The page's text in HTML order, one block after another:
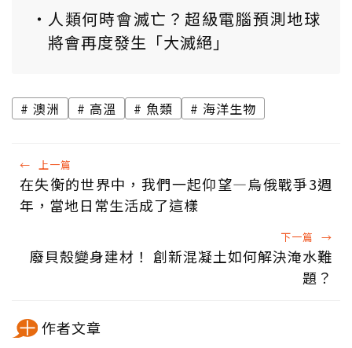
人類何時會滅亡？超級電腦預測地球
將會再度發生「大滅絕」
澳洲 高溫 魚類 海洋生物
← 上一篇
在失衡的世界中，我們一起仰望—烏俄戰爭3週
年，當地日常生活成了這樣
下一篇 →
廢貝殼變身建材！ 創新混凝土如何解決淹水難
題？
作者文章